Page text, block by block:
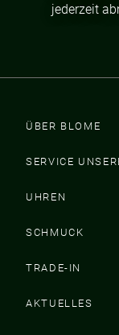
jederzeit
ÜBER BLOME
SERVICE
UHREN
SCHMUCK
TRADE-IN
AKTUELLES